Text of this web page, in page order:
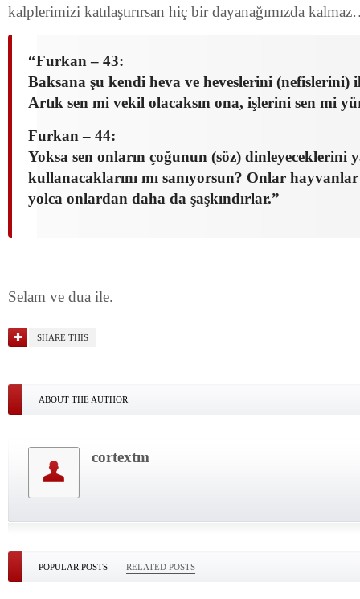
kalplerimizi katılaştırırsan hiç bir dayanağımızda
“Furkan – 43:
Baksana şu kendi heva ve heveslerini (nefislerini)
Artık sen mi vekil olacaksın ona, işlerini sen mi
Furkan – 44:
Yoksa sen onların çoğunun (söz) dinleyeceklerini
kullanacaklarını mı sanıyorsun? Onlar
yolca onlardan daha da şaşkındırlar.”
Selam ve dua ile.
SHARE THIS
ABOUT THE AUTHOR
cortextm
POPULAR POSTS RELATED POSTS